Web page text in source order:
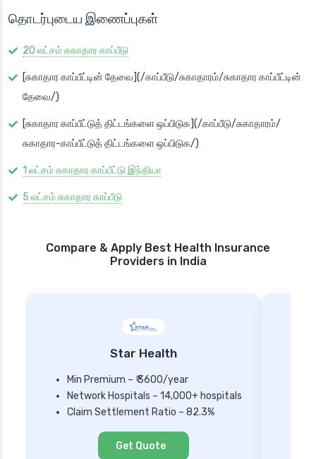
தொடர்புடைய இணைப்புகள்
20 லட்சம் சுகாதார காப்பீடு
[சுகாதார காப்பீட்டின் தேவை](/காப்பீடு/சுகாதாரம்/சுகாதார காப்பீட்டின்
தேவை/)
[சுகாதார காப்பீட்டுத் திட்டங்களை ஒப்பிடுக](/காப்பீடு/சுகாதாரம்/
சுகாதார-காப்பீட்டுத் திட்டங்களை ஒப்பிடுக/)
1 லட்சம் சுகாதார காப்பீட்டு இந்தியா
5 லட்சம் சுகாதார காப்பீடு
Compare & Apply Best Health Insurance
Providers in India
Star Health
Min Premium – ₹ 3600/year
Network Hospitals – 14,000+ hospitals
Claim Settlement Ratio – 82.3%
Get Quote